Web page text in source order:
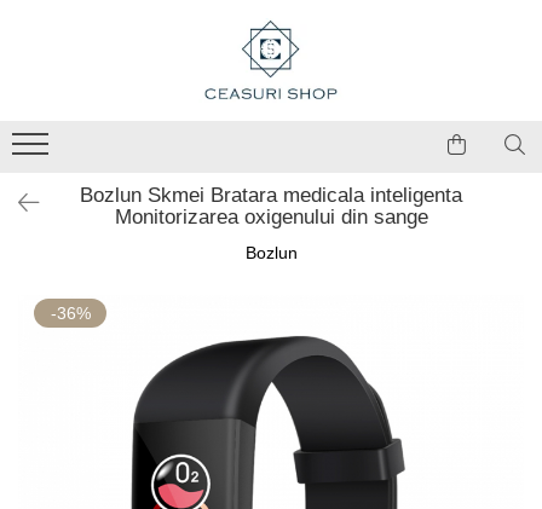
Bozlun Skmei Bratara medicala inteligenta
Monitorizarea oxigenului din sange
Bozlun
-36%